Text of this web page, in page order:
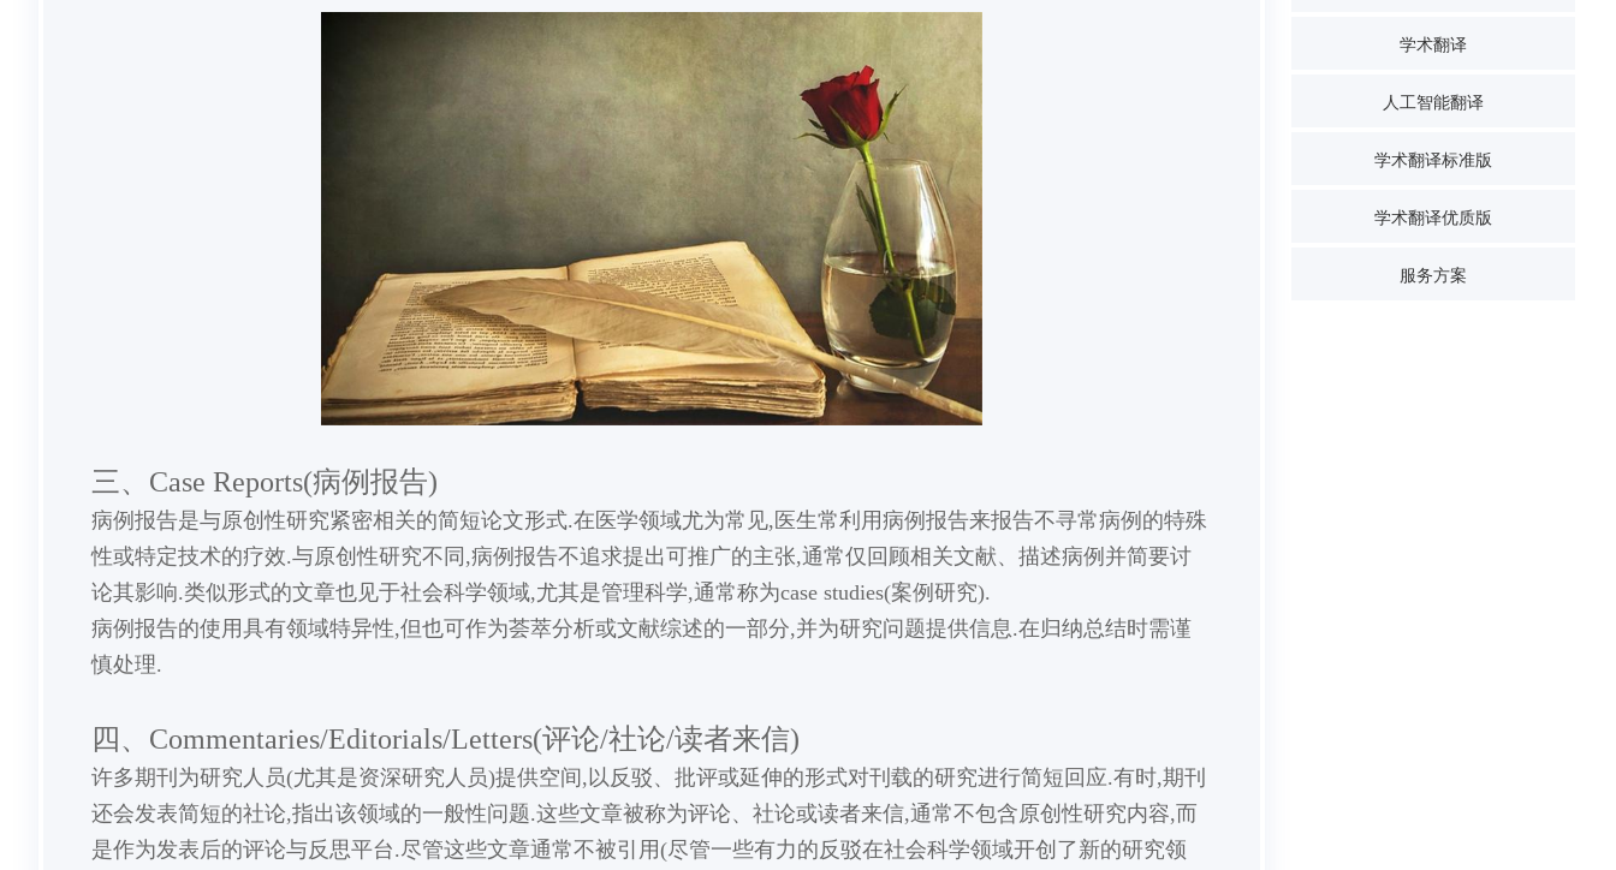
三、Case Reports(病例报告)
病例报告是与原创性研究紧密相关的简短论文形式.在医学领域尤为常见,医生常利用病例报告来报告不寻常病例的特殊
性或特定技术的疗效.与原创性研究不同,病例报告不追求提出可推广的主张,通常仅回顾相关文献、描述病例并简要讨
论其影响.类似形式的文章也见于社会科学领域,尤其是管理科学,通常称为case studies(案例研究).
病例报告的使用具有领域特异性,但也可作为荟萃分析或文献综述的一部分,并为研究问题提供信息.在归纳总结时需谨
慎处理.
四、Commentaries/Editorials/Letters(评论/社论/读者来信)
许多期刊为研究人员(尤其是资深研究人员)提供空间,以反驳、批评或延伸的形式对刊载的研究进行简短回应.有时,期刊
还会发表简短的社论,指出该领域的一般性问题.这些文章被称为评论、社论或读者来信,通常不包含原创性研究内容,而
是作为发表后的评论与反思平台.尽管这些文章通常不被引用(尽管一些有力的反驳在社会科学领域开创了新的研究领
学术翻译
人工智能翻译
学术翻译标准版
学术翻译优质版
服务方案